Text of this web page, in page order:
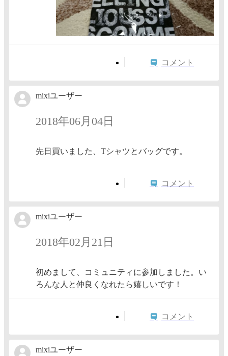
コメント
mixiユーザー
2018年06月04日
先日買いました、Tシャツとバッグです。
コメント
mixiユーザー
2018年02月21日
初めまして、コミュニティに参加しました。い
ろんな人と仲良くなれたら嬉しいです！
コメント
mixiユーザー